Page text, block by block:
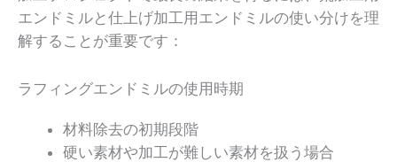
エンドミルと仕上げ加工用エンドミルの使い分けを理
解することが重要です：
ラフィングエンドミルの使用時期
材料除去の初期段階
硬い素材や加工が難しい素材を扱う場合